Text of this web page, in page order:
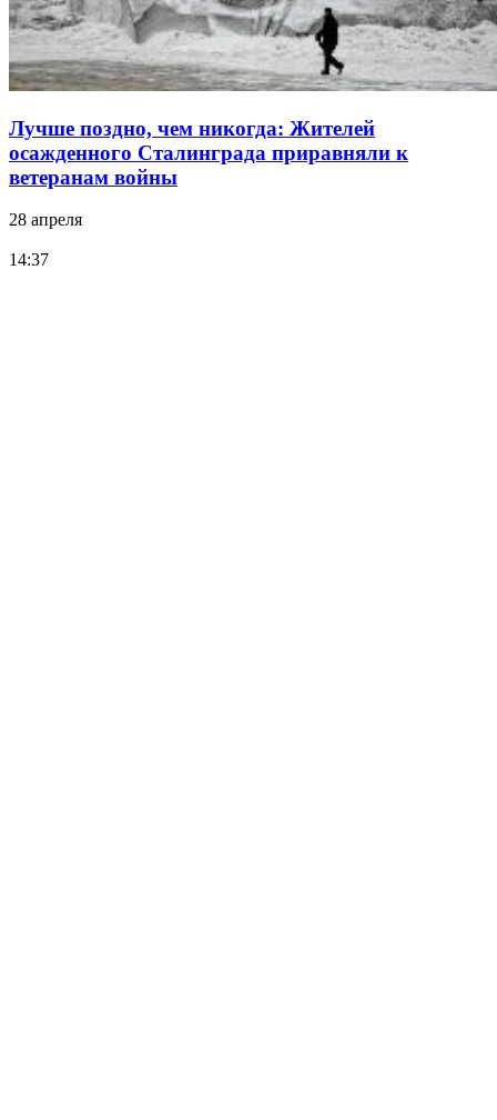
Лучше поздно, чем никогда: Жителей
осажденного Сталинграда приравняли к
ветеранам войны
28 апреля
14:37